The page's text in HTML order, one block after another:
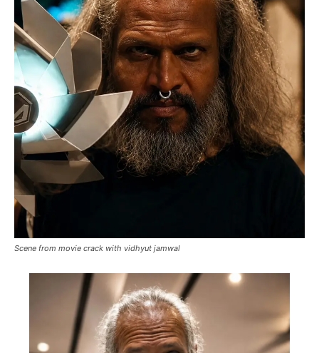
Scene from movie crack with vidhyut jamwal